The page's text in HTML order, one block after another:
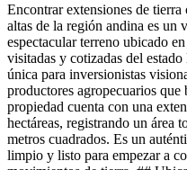
Encontrar extensiones de
altas de la región andina es un
espectacular terreno ubicado
visitadas y cotizadas del
única para inversionistas
productores agropecuarios
propiedad cuenta con una
hectáreas, registrando un área
metros cuadrados. Es un
limpio y listo para empezar a